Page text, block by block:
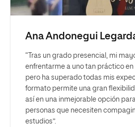
Ana Andonegui
“Tras un grado presencial, mi
enfrentarme a uno tan práctico en
pero ha superado todas mis
formato permite una gran
así en una inmejorable opción
personas que necesiten
estudios”.